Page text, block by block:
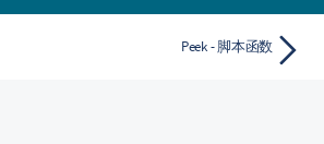
Peek - 脚本函数